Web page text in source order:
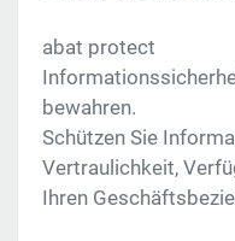
abat protect
bewahren.
Schützen Sie
Vertraulichkeit,
Ihren